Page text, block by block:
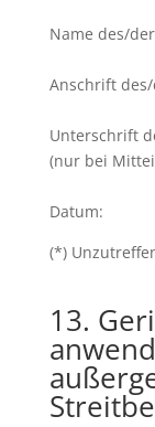
Name des/
Anschrift
Unterschrift
(nur bei
Datum:
(*)
13.